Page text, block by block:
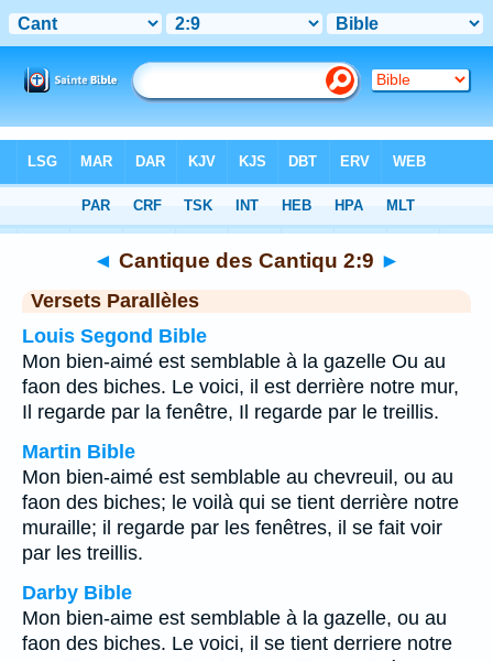
Cantique des Cantiqu > Chapitre 2> Verset
◄ Cantique des Cantiqu 2:9 ►
Versets Parallèles
Louis Segond Bible
Mon bien-aimé est semblable à la gazelle Ou au
faon des biches. Le voici, il est derrière notre mur,
Il regarde par la fenêtre, Il regarde par le treillis.
Martin Bible
Mon bien-aimé est semblable au chevreuil, ou au
faon des biches; le voilà qui se tient derrière notre
muraille; il regarde par les fenêtres, il se fait voir
par les treillis.
Darby Bible
Mon bien-aime est semblable à la gazelle, ou au
faon des biches. Le voici, il se tient derriere notre